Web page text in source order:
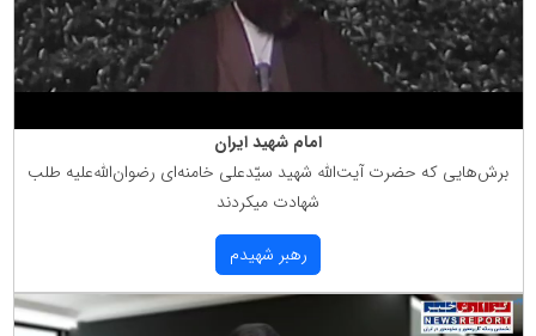
امام شهید ایران
برش‌هایی كه حضرت آیت‌الله شهید سیّدعلی خامنه‌ای رضوان‌الله‌علیه طلب
شهادت میكردند
رهبر شهیدم